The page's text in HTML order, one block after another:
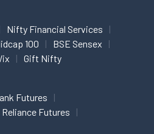
Nifty Financial Services
100
BSE Sensex
Gift Nifty
Futures
Reliance Futures